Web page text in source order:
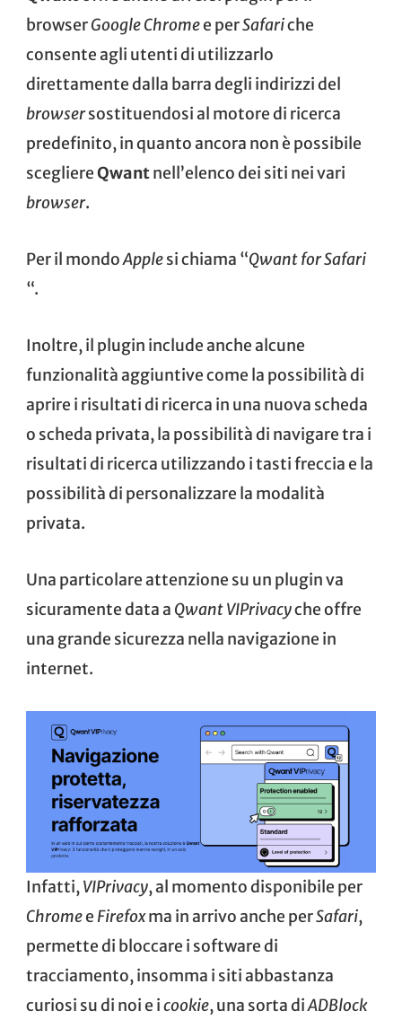
browserGoogle Chromee perSafariche
consente agli utenti di utilizzarlo
direttamente dalla barra degli indirizzi del
browsersostituendosi al motore di ricerca
predefinito, in quanto ancora non è possibile
scegliereQwantnell’elenco dei siti nei vari
browser.
Per il mondoApplesi chiama “Qwant for Safari
“.
Inoltre, il plugin include anche alcune
funzionalità aggiuntive come la possibilità di
aprire i risultati di ricerca in una nuova scheda
o scheda privata, la possibilità di navigare tra i
risultati di ricerca utilizzando i tasti freccia e la
possibilità di personalizzare la modalità
privata.
Una particolare attenzione su un plugin va
sicuramente data a Qwant VIPrivacyche offre
una grande sicurezza nella navigazione in
internet.
Infatti,VIPrivacy, al momento disponibile per
Chromee Firefoxma in arrivo anche perSafari,
permette di bloccare i software di
tracciamento, insomma i siti abbastanza
curiosi su di noi e icookie, una sorta diADBlock